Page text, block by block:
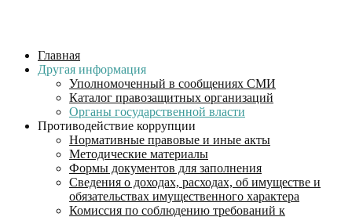
Главная
Другая информация
Уполномоченный в сообщениях СМИ
Каталог правозащитных организаций
Органы государственной власти
Противодействие коррупции
Нормативные правовые и иные акты
Методические материалы
Формы документов для заполнения
Сведения о доходах, расходах, об имуществе и
обязательствах имущественного характера
Комиссия по соблюдению требований к